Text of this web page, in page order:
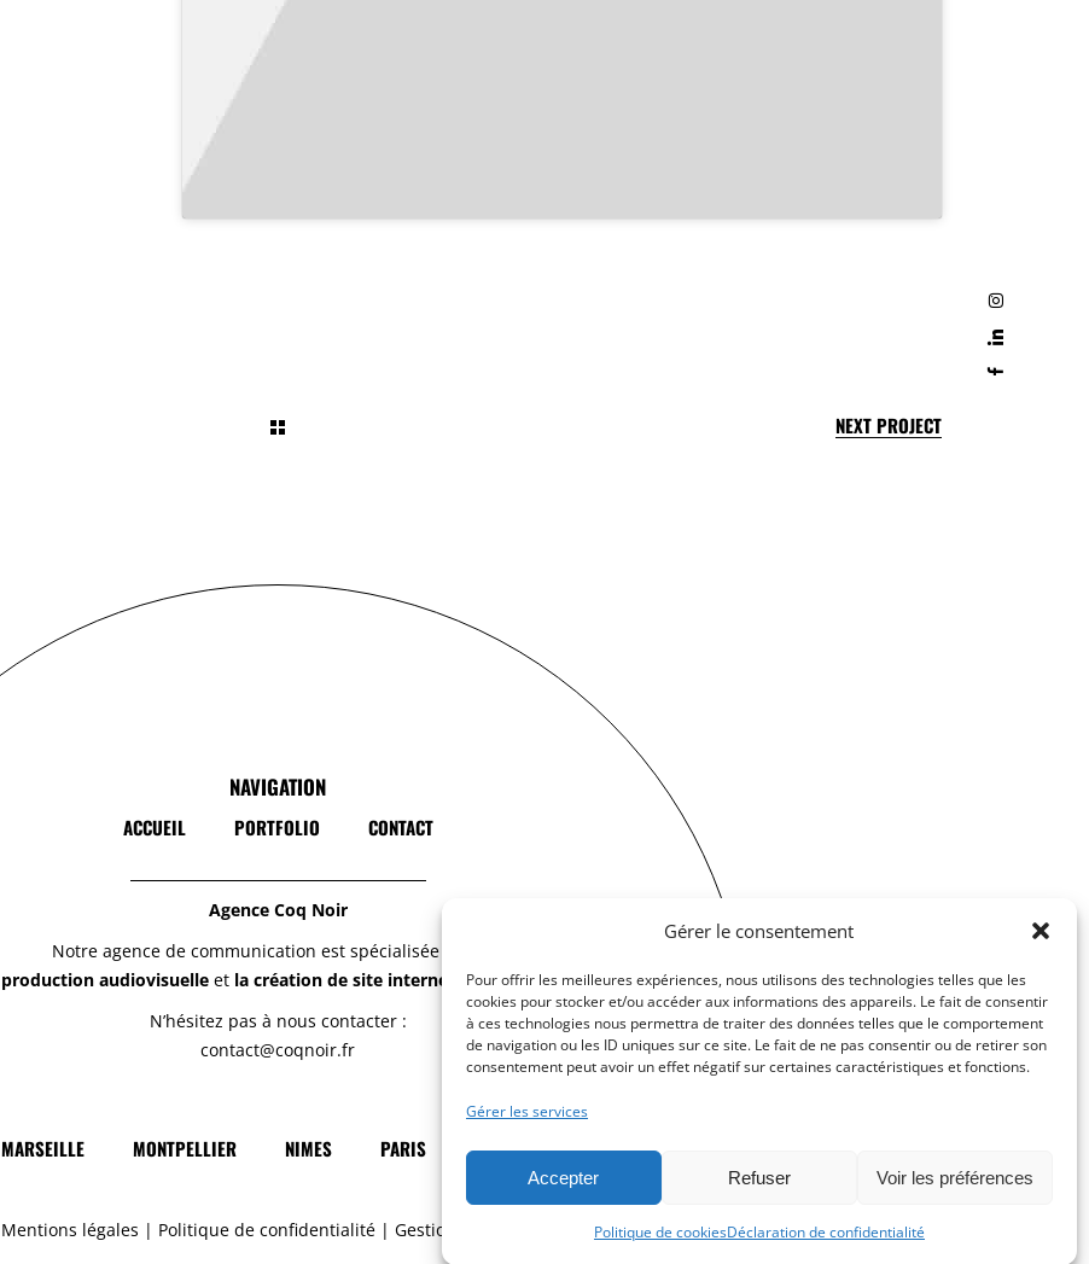
Gérer le consentement
Pour offrir les meilleures expériences, nous utilisons des technologies telles que les
cookies pour stocker et/ou accéder aux informations des appareils. Le fait de consentir
à ces technologies nous permettra de traiter des données telles que le comportement
de navigation ou les ID uniques sur ce site. Le fait de ne pas consentir ou de retirer son
consentement peut avoir un effet négatif sur certaines caractéristiques et fonctions.
Gérer les services
Accepter Refuser Voir les préférences
Politique de cookiesDéclaration de confidentialité
NEXT PROJECT
NAVIGATION
ACCUEIL PORTFOLIO CONTACT
Agence Coq Noir
Notre agence de communication est spécialisée dans la
production audiovisuelleet la création de site internet responsive.
N’hésitez pas à nous contacter :
contact@coqnoir.fr
MARSEILLE MONTPELLIER NIMES PARIS PERPIGNAN GENÈVE
Mentions légales | Politique de confidentialité | Gestion des cookies